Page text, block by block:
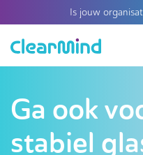
Is jouw
Ga ook
stabiel